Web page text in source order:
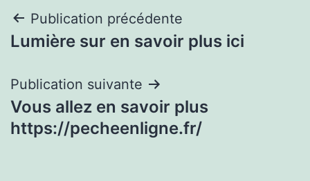
Navigation
de
l’article
Publication précédente
Lumière sur en savoir plus ici
Publication suivante
Vous allez en savoir plus
https://pecheenligne.fr/